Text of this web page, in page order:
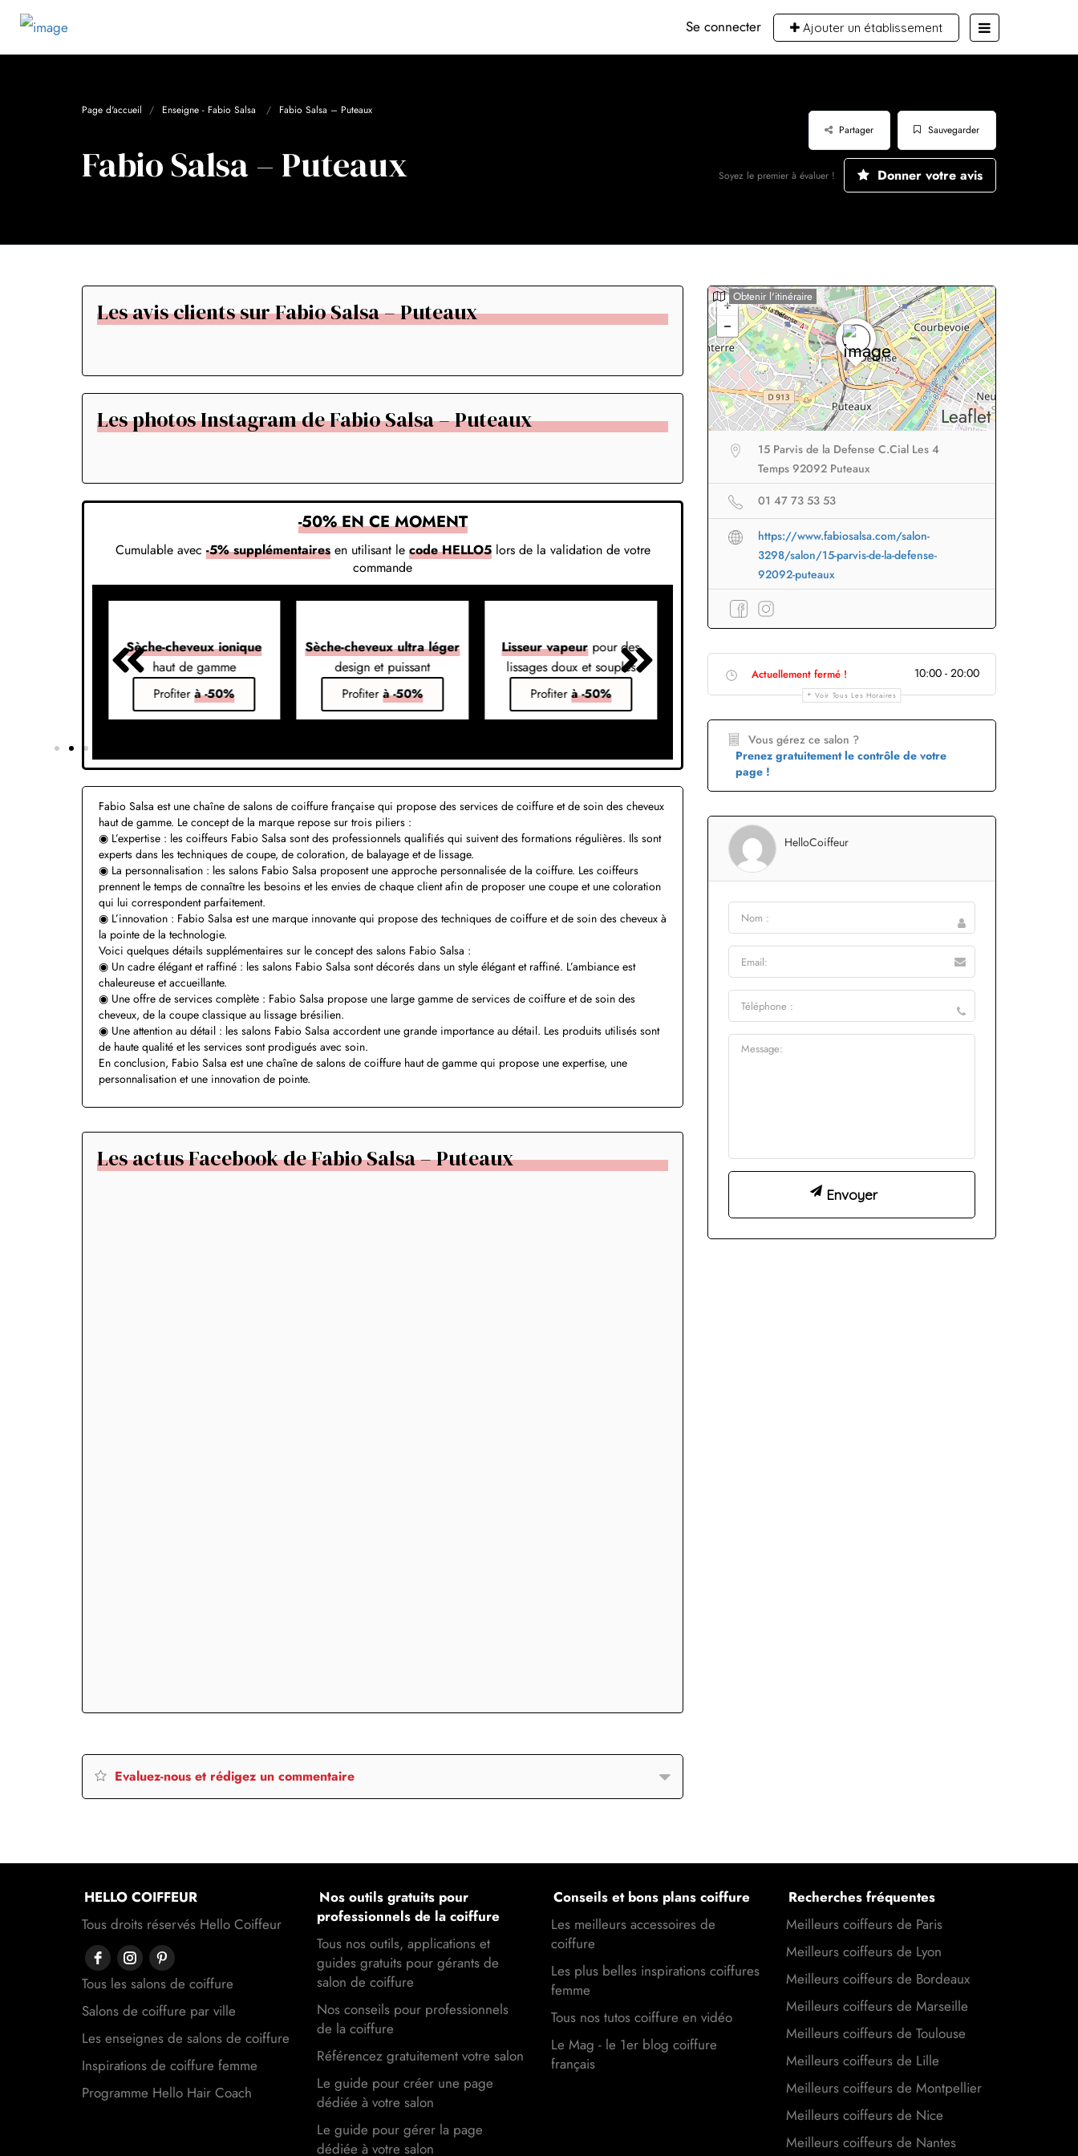
Se connecter Ajouter un établissement
Page d'accueil Enseigne - Fabio Salsa Fabio Salsa – Puteaux
Fabio Salsa – Puteaux
Sauvegarder
Partager
Soyez le premier à évaluer ! Donner votre avis
Les avis clients sur Fabio Salsa – Puteaux
Les photos Instagram de Fabio Salsa – Puteaux
-50% EN CE MOMENT
Cumulable avec -5% supplémentairesen utilisant le code HELLO5lors de la validation de votre
commande
Sèche-cheveux ionique
haut de gamme
Profiterà -50%
Sèche-cheveux ultra léger
design et puissant
Profiterà -50%
Lisseur vapeurpour des
lissages doux et souples
Profiterà -50%
emporter en voyage
Profiterà -50%
lissage ultra rapide
Profiterà -50%
Fabio Salsa est une chaîne de salons de coiffure française qui propose des services de coiffure et de soin des cheveux
haut de gamme. Le concept de la marque repose sur trois piliers :
◉ L’expertise : les coiffeurs Fabio Salsa sont des professionnels qualifiés qui suivent des formations régulières. Ils sont
experts dans les techniques de coupe, de coloration, de balayage et de lissage.
◉ La personnalisation : les salons Fabio Salsa proposent une approche personnalisée de la coiffure. Les coiffeurs
prennent le temps de connaître les besoins et les envies de chaque client afin de proposer une coupe et une coloration
qui lui correspondent parfaitement.
◉ L’innovation : Fabio Salsa est une marque innovante qui propose des techniques de coiffure et de soin des cheveux à
la pointe de la technologie.
Voici quelques détails supplémentaires sur le concept des salons Fabio Salsa :
◉ Un cadre élégant et raffiné : les salons Fabio Salsa sont décorés dans un style élégant et raffiné. L’ambiance est
chaleureuse et accueillante.
◉ Une offre de services complète : Fabio Salsa propose une large gamme de services de coiffure et de soin des
cheveux, de la coupe classique au lissage brésilien.
◉ Une attention au détail : les salons Fabio Salsa accordent une grande importance au détail. Les produits utilisés sont
de haute qualité et les services sont prodigués avec soin.
En conclusion, Fabio Salsa est une chaîne de salons de coiffure haut de gamme qui propose une expertise, une
personnalisation et une innovation de pointe.
Les actus Facebook de Fabio Salsa – Puteaux
Evaluez-nous et rédigez un commentaire
Leaflet
Obtenir l'itinéraire
15 Parvis de la Defense C.Cial Les 4
Temps 92092 Puteaux
01 47 73 53 53
https://www.fabiosalsa.com/salon-
3298/salon/15-parvis-de-la-defense-
92092-puteaux
Actuellement fermé ! 10:00 - 20:00
Voir Tous Les Horaires
Vous gérez ce salon ?
Prenez gratuitement le contrôle de votre
page !
HelloCoiffeur
HELLO COIFFEUR
Tous droits réservés Hello Coiffeur
Tous les salons de coiffure
Salons de coiffure par ville
Les enseignes de salons de coiffure
Inspirations de coiffure femme
Programme Hello Hair Coach
Nos outils gratuits pour
professionnels de la coiffure
Tous nos outils, applications et
guides gratuits pour gérants de
salon de coiffure
Nos conseils pour professionnels
de la coiffure
Référencez gratuitement votre salon
Le guide pour créer une page
dédiée à votre salon
Le guide pour gérer la page
dédiée à votre salon
Conseils et bons plans coiffure
Les meilleurs accessoires de
coiffure
Les plus belles inspirations coiffures
femme
Tous nos tutos coiffure en vidéo
Le Mag - le 1er blog coiffure
français
Recherches fréquentes
Meilleurs coiffeurs de Paris
Meilleurs coiffeurs de Lyon
Meilleurs coiffeurs de Bordeaux
Meilleurs coiffeurs de Marseille
Meilleurs coiffeurs de Toulouse
Meilleurs coiffeurs de Lille
Meilleurs coiffeurs de Montpellier
Meilleurs coiffeurs de Nice
Meilleurs coiffeurs de Nantes